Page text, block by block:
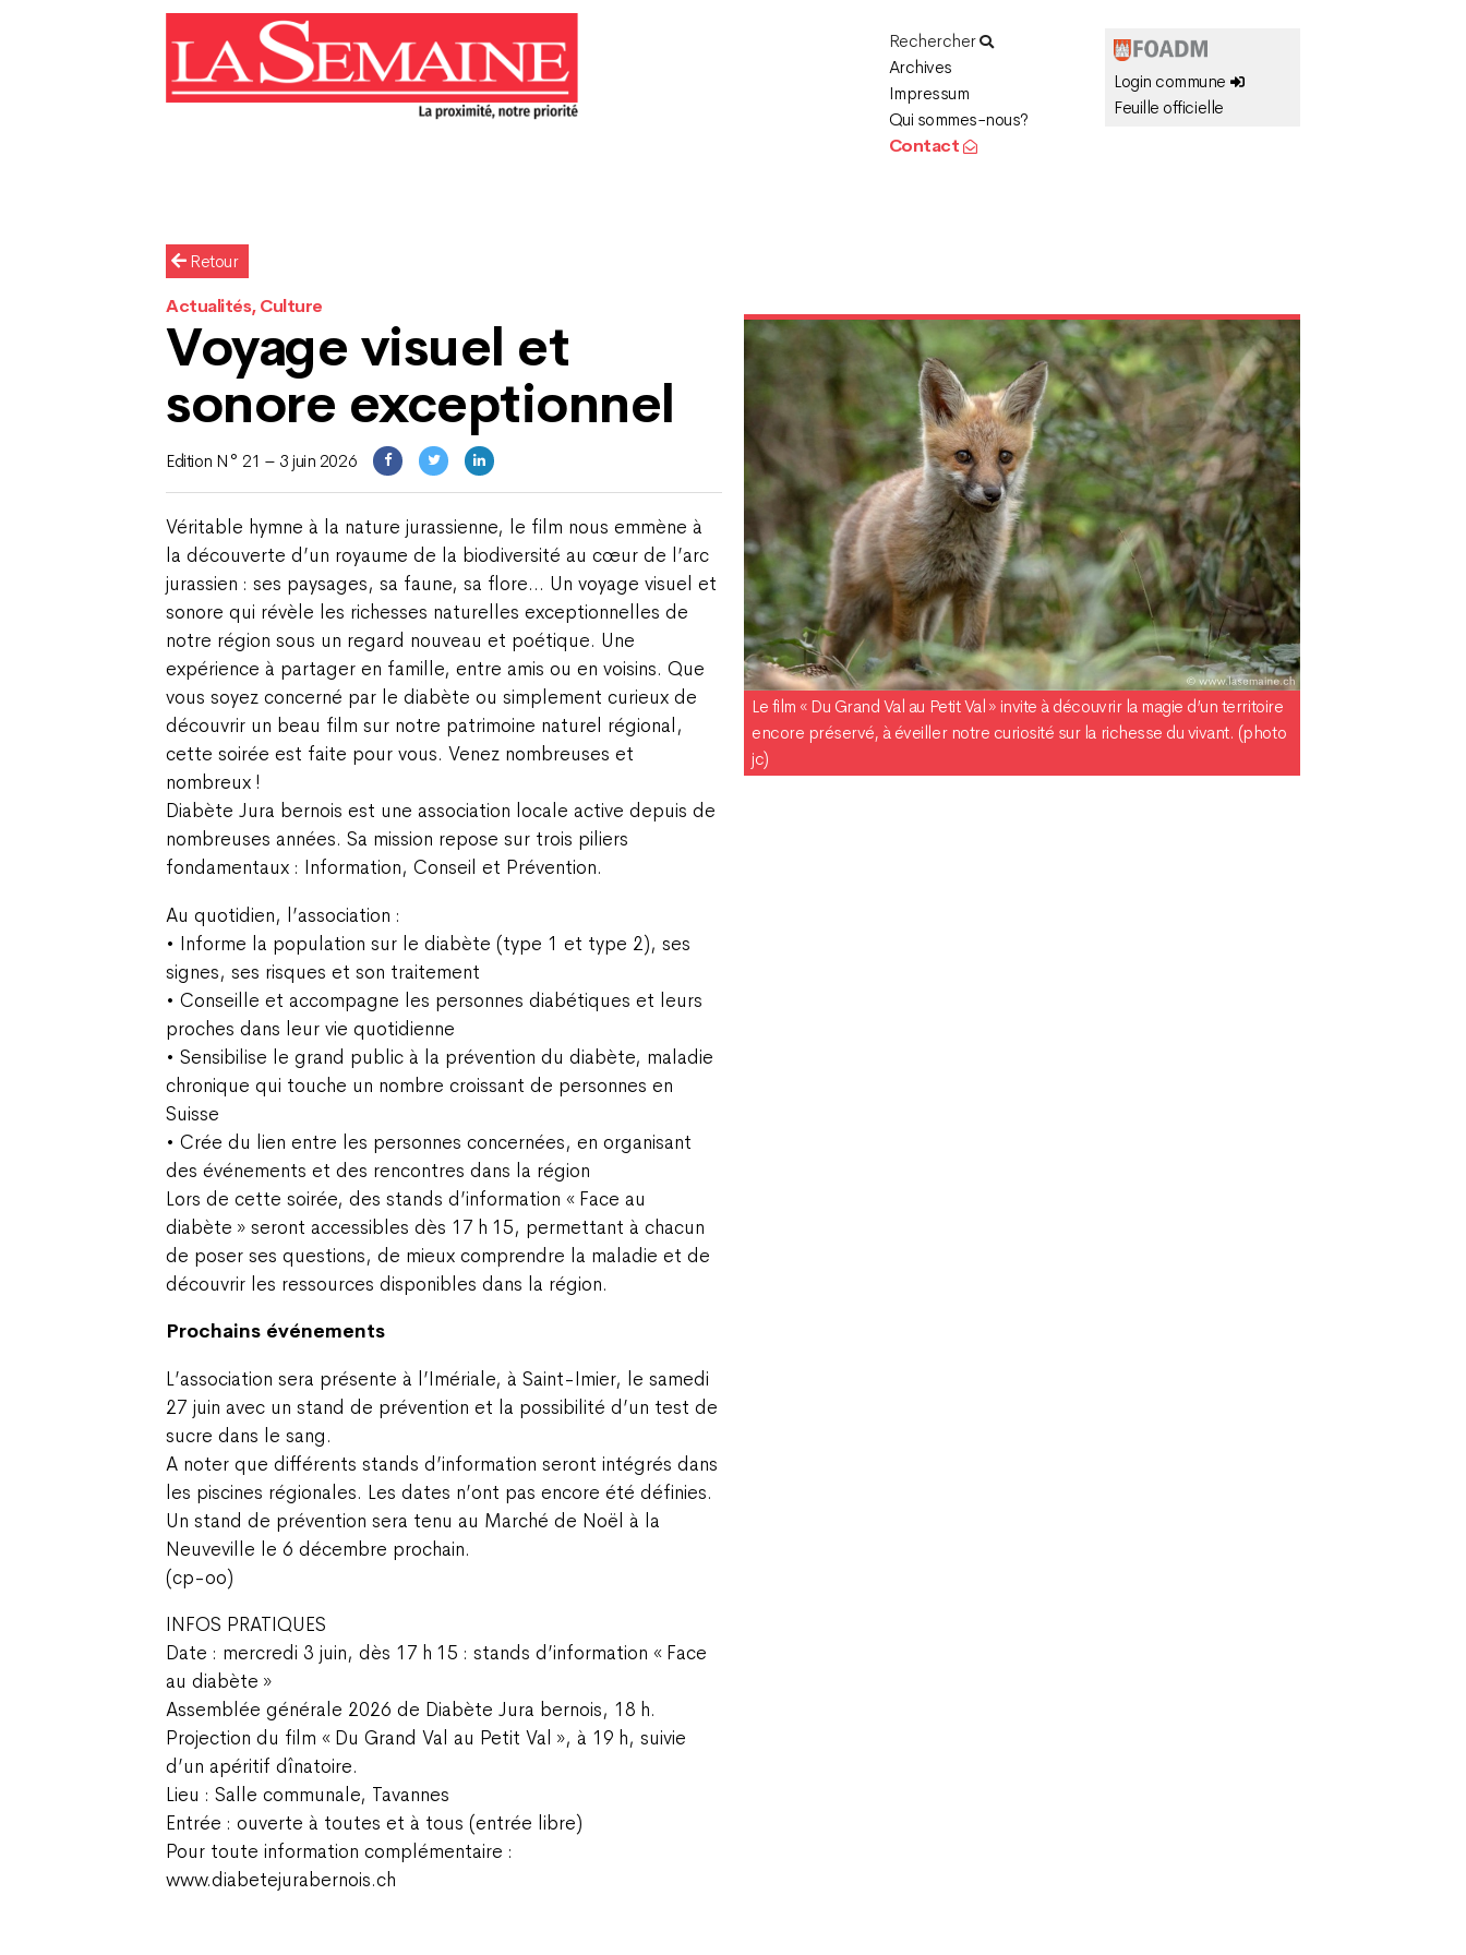
Rechercher
Archives
Impressum
Qui sommes-nous?
Contact
Login commune
Feuille officielle
Retour
Actualités, Culture
Voyage visuel et
sonore exceptionnel
Edition N° 21 – 3 juin 2026
Véritable hymne à la nature jurassienne, le film nous emmène à
la découverte d’un royaume de la biodiversité au cœur de l’arc
jurassien : ses paysages, sa faune, sa flore… Un voyage visuel et
sonore qui révèle les richesses naturelles exceptionnelles de
notre région sous un regard nouveau et poétique. Une
expérience à partager en famille, entre amis ou en voisins. Que
vous soyez concerné par le diabète ou simplement curieux de
découvrir un beau film sur notre patrimoine naturel régional,
cette soirée est faite pour vous. Venez nombreuses et
nombreux !
Diabète Jura bernois est une association locale active depuis de
nombreuses années. Sa mission repose sur trois piliers
fondamentaux : Information, Conseil et Prévention.
Au quotidien, l’association :
• Informe la population sur le diabète (type 1 et type 2), ses
signes, ses risques et son traitement
• Conseille et accompagne les personnes diabétiques et leurs
proches dans leur vie quotidienne
• Sensibilise le grand public à la prévention du diabète, maladie
chronique qui touche un nombre croissant de personnes en
Suisse
• Crée du lien entre les personnes concernées, en organisant
des événements et des rencontres dans la région
Lors de cette soirée, des stands d’information « Face au
diabète » seront accessibles dès 17 h 15, permettant à chacun
de poser ses questions, de mieux comprendre la maladie et de
découvrir les ressources disponibles dans la région.
Prochains événements
L’association sera présente à l’Imériale, à Saint-Imier, le samedi
27 juin avec un stand de prévention et la possibilité d’un test de
sucre dans le sang.
A noter que différents stands d’information seront intégrés dans
les piscines régionales. Les dates n’ont pas encore été définies.
Un stand de prévention sera tenu au Marché de Noël à la
Neuveville le 6 décembre prochain.
(cp-oo)
INFOS PRATIQUES
Date : mercredi 3 juin, dès 17 h 15 : stands d’information « Face
au diabète »
Assemblée générale 2026 de Diabète Jura bernois, 18 h.
Projection du film « Du Grand Val au Petit Val », à 19 h, suivie
d’un apéritif dînatoire.
Lieu : Salle communale, Tavannes
Entrée : ouverte à toutes et à tous (entrée libre)
Pour toute information complémentaire :
www.diabetejurabernois.ch
Le film « Du Grand Val au Petit Val » invite à découvrir la magie d’un territoire
encore préservé, à éveiller notre curiosité sur la richesse du vivant. (photo
jc)